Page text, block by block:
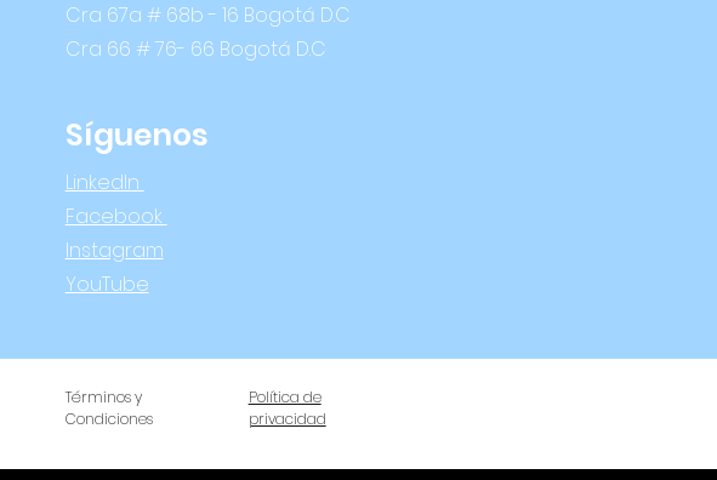
Cra 67a # 68b - 16 Bogotá D.C
Cra 66 # 76- 66 Bogotá D.C
Síguenos
LinkedIn
Facebook
Instagram
YouTube
Términos y
Condiciones
Política de
privacidad